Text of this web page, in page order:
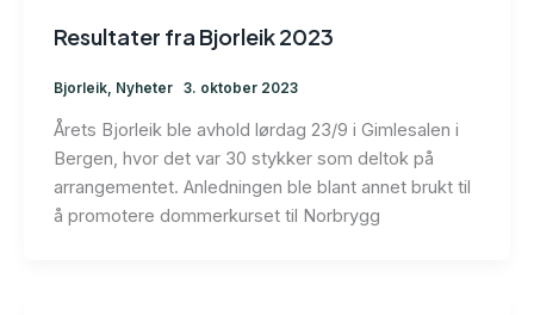
Resultater fra Bjorleik 2023
Bjorleik, Nyheter 3. oktober 2023
Årets Bjorleik ble avhold lørdag 23/9 i Gimlesalen i
Bergen, hvor det var 30 stykker som deltok på
arrangementet. Anledningen ble blant annet brukt til
å promotere dommerkurset til Norbrygg